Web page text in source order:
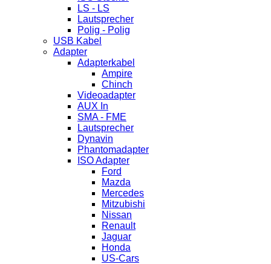
LS - LS
Lautsprecher
Polig - Polig
USB Kabel
Adapter
Adapterkabel
Ampire
Chinch
Videoadapter
AUX In
SMA - FME
Lautsprecher
Dynavin
Phantomadapter
ISO Adapter
Ford
Mazda
Mercedes
Mitzubishi
Nissan
Renault
Jaguar
Honda
US-Cars